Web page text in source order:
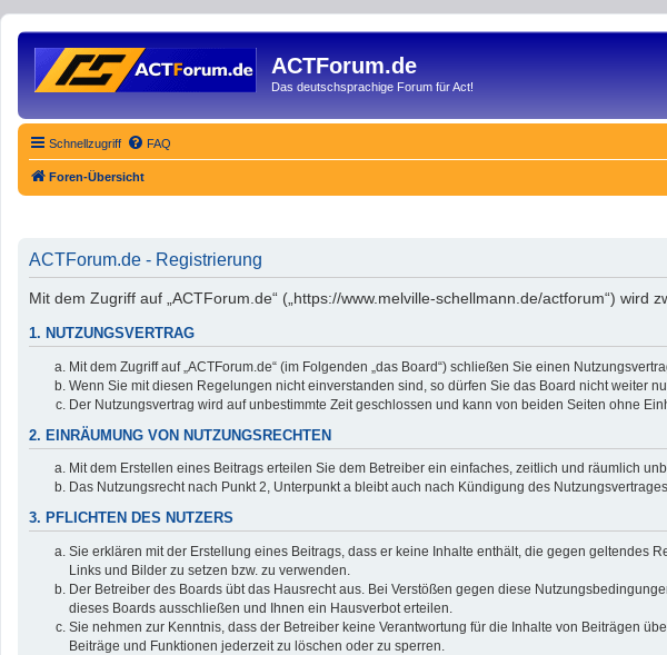
ACTForum.de
Das deutschsprachige Forum für Act!
Schnellzugriff FAQ
Foren-Übersicht
ACTForum.de - Registrierung
Mit dem Zugriff auf „ACTForum.de“ („https://www.melville-schellmann.de/actforum“)
1. NUTZUNGSVERTRAG
Mit dem Zugriff auf „ACTForum.de“ (im Folgenden „das Board“) schließen Sie einen
Wenn Sie mit diesen Regelungen nicht einverstanden sind, so dürfen Sie das Board nicht weiter
Der Nutzungsvertrag wird auf unbestimmte Zeit geschlossen und kann von beiden Seiten ohne
2. EINRÄUMUNG VON NUTZUNGSRECHTEN
Mit dem Erstellen eines Beitrags erteilen Sie dem Betreiber ein einfaches, zeitlich und räumlich
Das Nutzungsrecht nach Punkt 2, Unterpunkt a bleibt auch nach Kündigung des
3. PFLICHTEN DES NUTZERS
Sie erklären mit der Erstellung eines Beitrags, dass er keine Inhalte enthält, die gegen geltendes
Links und Bilder zu setzen bzw. zu verwenden.
Der Betreiber des Boards übt das Hausrecht aus. Bei Verstößen gegen diese
dieses Boards ausschließen und Ihnen ein Hausverbot erteilen.
Sie nehmen zur Kenntnis, dass der Betreiber keine Verantwortung für die Inhalte von Beiträgen
Beiträge und Funktionen jederzeit zu löschen oder zu sperren.